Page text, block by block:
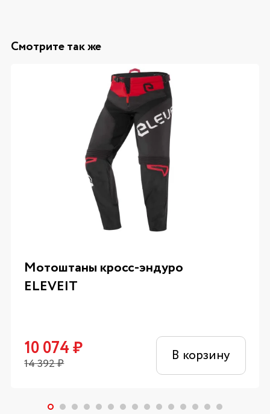
Смотрите так же
Мотоштаны кросс-эндуро
ELEVEIT
10 074₽
14 392₽ В корзину